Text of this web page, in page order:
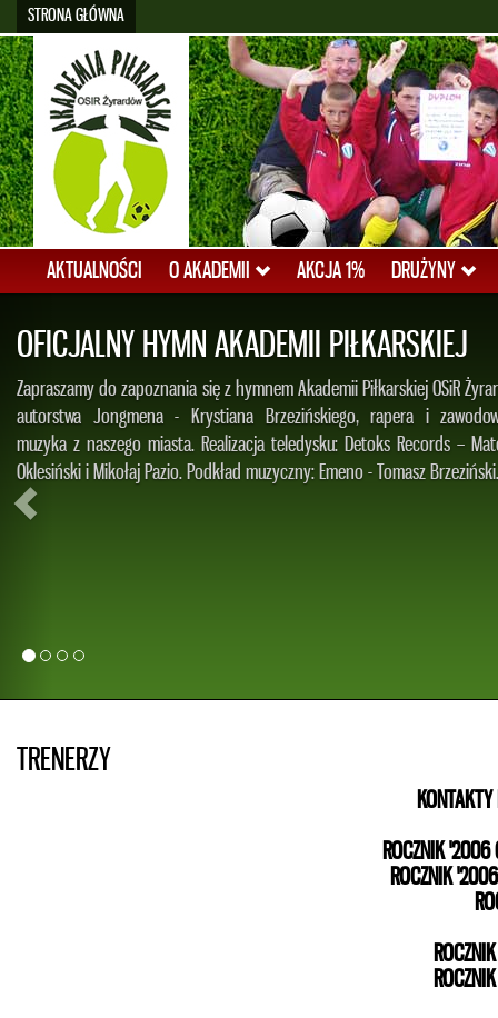
STRONA GŁÓWNA
AKTUALNOŚCI O AKADEMII AKCJA 1% DRUŻYNY
PATRYK CZARNOWSKI W
REPREZENTACJI POLSKI U-16!!!
Informujemy, że były zawodnik Akademii Piłkarskiej OSiR
UMKS Piaseczno, został powołany do Kadry Reprezentacji Polski U-
w trzech oficjalnych meczach w ramach Międzynarodowego
a sukces, oprócz talentu, wymaga ciężkiej i systematycznej pracy!
TRENERZY
ROCZNIK '2006
ROCZNIK